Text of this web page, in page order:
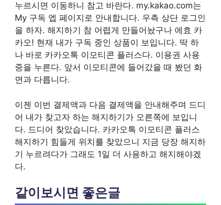
누르시면 이동하니 참고 바란다. my.kakao.com는
My 구독 엡 페이지로 안내합니다. 우측 상단 로그인
을 하자. 해지하기 참 어렵게 만들어놨구나 에효 카
카오! 현재 내가 구독 중인 상품이 보입니다. 딱 하
나 바로 카카오톡 이모티콘 플러스다. 이용권 사용
중을 누른다. 앞서 이모티콘에 들어갔을 때 봤던 화
면과 다릅니다.
이젠 이번 결제액과 다음 결제액을 안내해주며 드디
어 내가 찾고자 하는 해지하기가 오른쪽에 보입니
다. 드디어 찾았습니다. 카카오톡 이모티콘 플러스
해지하기 힘들게 위치를 찾았으니 지금 당장 해지하
기 누르려다가 그래도 1일 더 사용하고 해지해야겠
다.
같이보시면 좋은글